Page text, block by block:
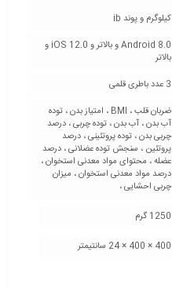
کیلوگرم و پوند ib
Android 8.0 و بالاتر و iOS 12.0 و
بالاتر
3 عدد باطری قلمی
ضربان قلب ، BMI ، امتیاز بدن ، توده
آب بدن ، آب بدن ، توده چربی ، درصد
چربی بدن ، توده پروتئینی ، درصد
پروتئین ، سنجش توده عضلانی ، درصد
عضله ، محتوای مواد معدنی استخوان ،
درصد مواد معدنی استخوان ، میزان
چربی احشایی ،
1250 گرم
400 × 400 × 24 سانتیمتر